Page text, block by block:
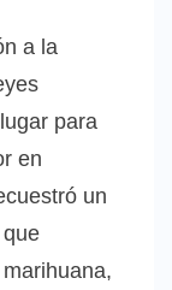
a la
para
en
un